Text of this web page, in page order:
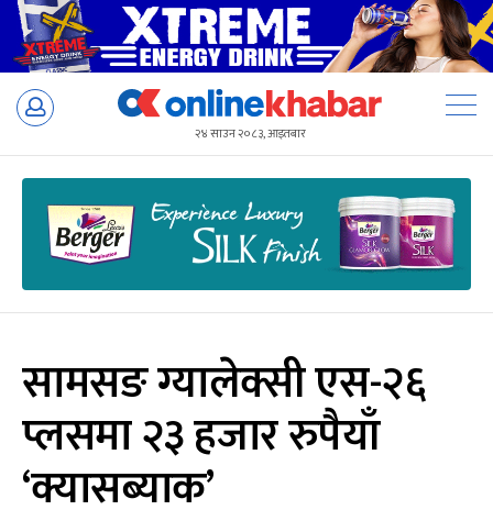
Skip
२४ साउन २०८३, आइतबार
सामसङ ग्यालेक्सी एस-२६
प्लसमा २३ हजार रुपैयाँ
‘क्यासब्याक’